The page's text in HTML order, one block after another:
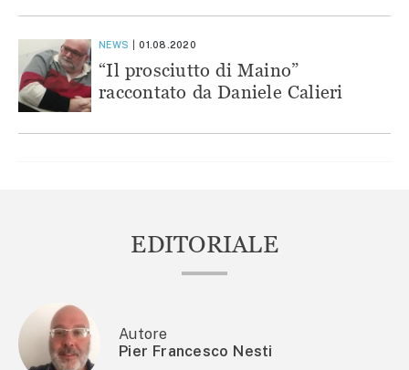
NEWS 01.08.2020
“Il prosciutto di Maino”
raccontato da Daniele Calieri
EDITORIALE
Autore
Pier Francesco Nesti